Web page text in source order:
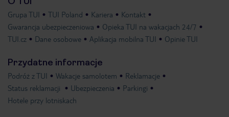
Grupa TUI TUI Poland Kariera
Kontakt
Gwarancja ubezpieczeniowa
Opieka TUI na wakacjach 24/7
TUI.cz
Dane osobowe Aplikacja mobilna TUI Opinie TUI
Przydatne informacje
Podróż z TUI Wakacje samolotem
Reklamacje
Status reklamacji
Ubezpieczenia
Parkingi
Hotele przy lotniskach